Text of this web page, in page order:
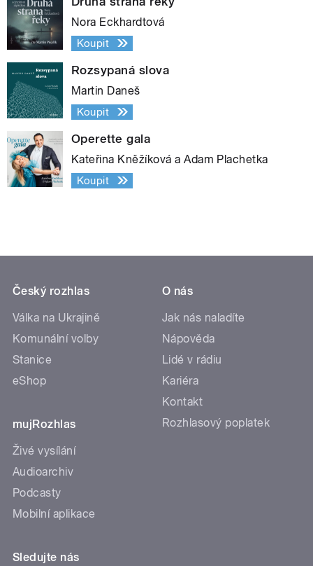
Nora Eckhardtová
Koupit
Rozsypaná slova
Martin Daneš
Koupit
Operette gala
Kateřina Kněžíková a Adam Plachetka
Koupit
Český rozhlas
Válka na Ukrajině
Komunální volby
Stanice
eShop
mujRozhlas
Živé vysílání
Audioarchiv
Podcasty
Mobilní aplikace
O nás
Jak nás naladíte
Nápověda
Lidé v rádiu
Kariéra
Kontakt
Rozhlasový poplatek
Sledujte nás